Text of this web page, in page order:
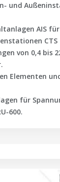
und
AIS für
CTS
von 0,4 bis
Elementen
für
600.